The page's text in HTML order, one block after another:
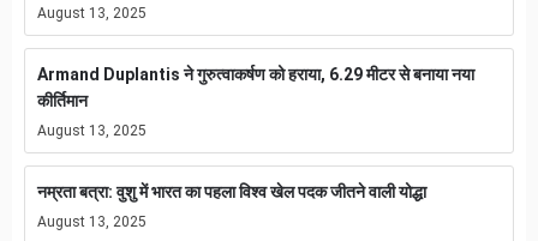
August 13, 2025
Armand Duplantis ने गुरुत्वाकर्षण को हराया, 6.29 मीटर से बनाया नया
कीर्तिमान
August 13, 2025
नम्रता बत्रा: वुशु में भारत का पहला विश्व खेल पदक जीतने वाली योद्धा
August 13, 2025